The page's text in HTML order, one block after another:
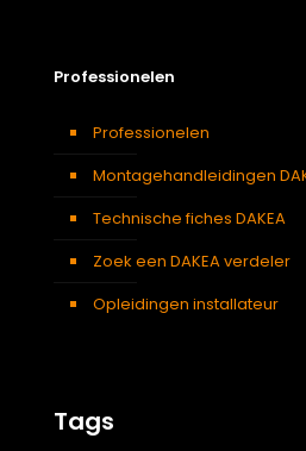
Professionelen
Professionelen
Montagehandleidingen
Technische fiches DAKEA
Zoek een DAKEA verdeler
Opleidingen installateur
Tags